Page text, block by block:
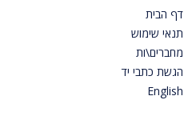
דף הבית
תנאי שימוש
מחברים\ות
הגשת כתבי יד
English